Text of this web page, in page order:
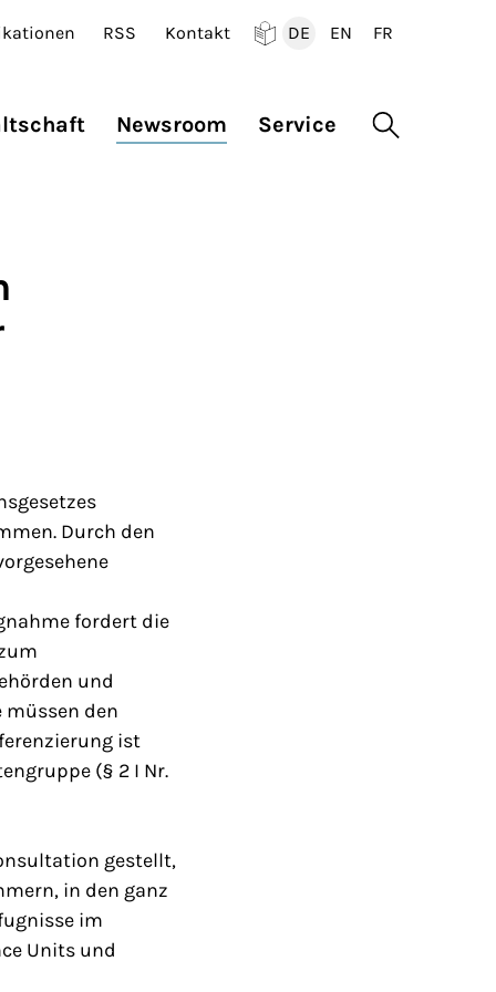
RSS Kontakt
DE
EN
FR
Newsroom Service Suche
Durch den
fordert die
und
den
ist
(§ 2 I Nr.
gestellt,
in den ganz
im
Units und